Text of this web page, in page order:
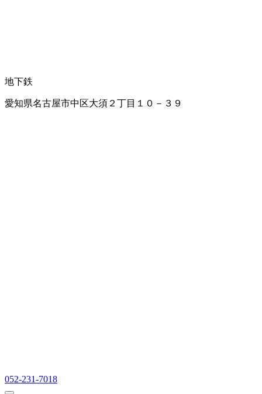
地下鉄
愛知県名古屋市中区大須２丁目１０－３９
052-231-7018